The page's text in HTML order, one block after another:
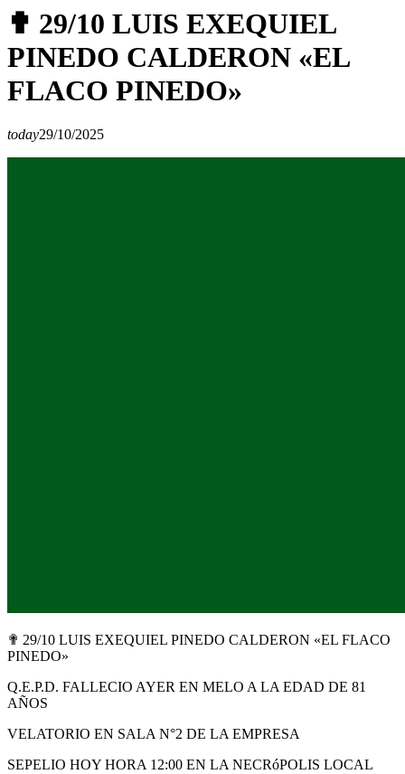
✟ 29/10 LUIS EXEQUIEL
PINEDO CALDERON «EL
FLACO PINEDO»
today29/10/2025
✟ 29/10 LUIS EXEQUIEL PINEDO CALDERON «EL FLACO
PINEDO»
Q.E.P.D. FALLECIO AYER EN MELO A LA EDAD DE 81
AÑOS
VELATORIO EN SALA N°2 DE LA EMPRESA
SEPELIO HOY HORA 12:00 EN LA NECRóPOLIS LOCAL